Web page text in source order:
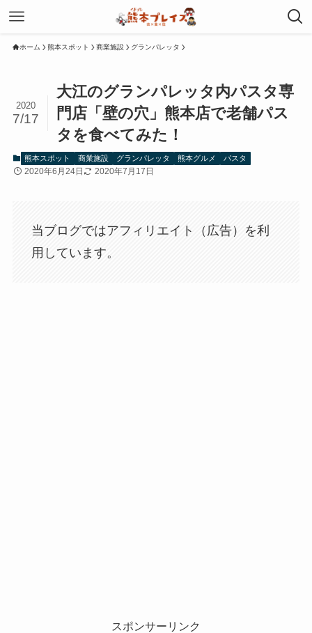
ホーム 熊本スポット 商業施設 グランパレッタ
大江のグランパレッタ内パスタ専
門店「壁の穴」熊本店で老舗パス
タを食べてみた！
2020
7/17
熊本スポット 商業施設 グランパレッタ 熊本グルメ パスタ
2020年6月24日 2020年7月17日
当ブログではアフィリエイト（広告）を利
用しています。
スポンサーリンク